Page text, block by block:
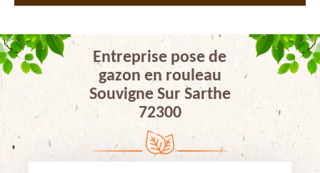
Entreprise pose de
gazon en rouleau
Souvigne Sur Sarthe
72300